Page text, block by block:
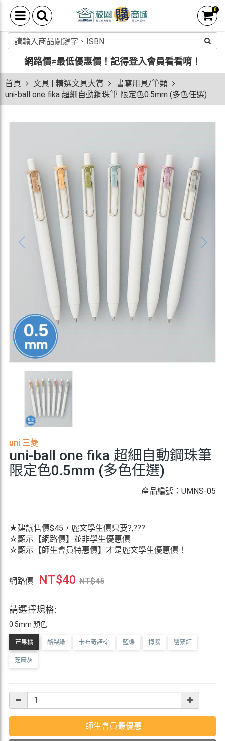
0
網路價≠最低優惠價！ 記得登入會員看看唷！
首頁 文具 | 精選文具大賞
書寫用具/筆類
uni-ball one fika 超細自動鋼珠筆 限定色0.5mm (多色任選)
uni 三菱
uni-ball one fika 超細自動鋼珠筆
限定色0.5mm (多色任選)
產品編號：UMNS-05
★建議售價$45，麗文學生價只要?,???
☆顯示【網路價】並非學生優惠價
☆顯示【師生會員特惠價】才是麗文學生優惠價！
網路價 NT$40 NT$45
請選擇規格:
0.5mm 顏色
芒果橘 酪梨綠 卡布奇諾棕 藍蝶 梅紫 罌粟紅
芝麻灰
師生會員最優惠